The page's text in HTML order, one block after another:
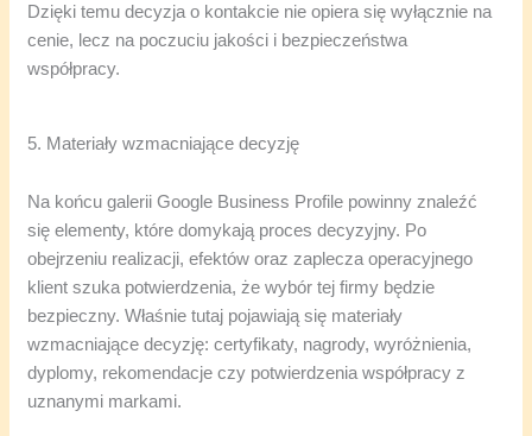
Dzięki temu decyzja o kontakcie nie opiera się wyłącznie na
cenie, lecz na poczuciu jakości i bezpieczeństwa
współpracy.
5. Materiały wzmacniające decyzję
Na końcu galerii Google Business Profile powinny znaleźć
się elementy, które domykają proces decyzyjny. Po
obejrzeniu realizacji, efektów oraz zaplecza operacyjnego
klient szuka potwierdzenia, że wybór tej firmy będzie
bezpieczny. Właśnie tutaj pojawiają się materiały
wzmacniające decyzję: certyfikaty, nagrody, wyróżnienia,
dyplomy, rekomendacje czy potwierdzenia współpracy z
uznanymi markami.